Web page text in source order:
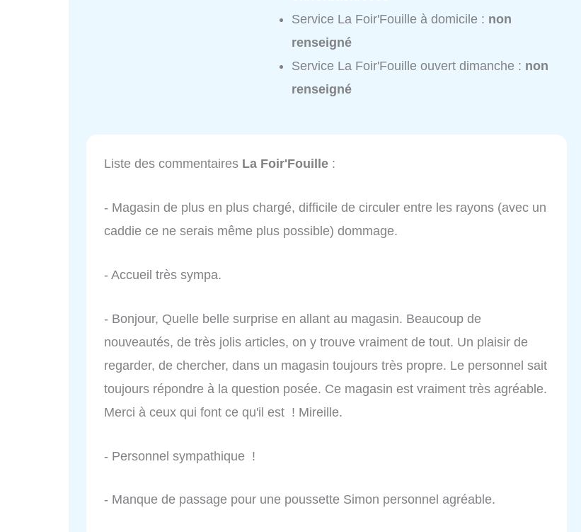
Service La Foir'Fouille à domicile : non
renseigné
Service La Foir'Fouille ouvert dimanche : non
renseigné
Liste des commentaires La Foir'Fouille :
- Magasin de plus en plus chargé, difficile de circuler entre les rayons (avec un
caddie ce ne serais même plus possible) dommage.
- Accueil très sympa.
- Bonjour, Quelle belle surprise en allant au magasin. Beaucoup de
nouveautés, de très jolis articles, on y trouve vraiment de tout. Un plaisir de
regarder, de chercher, dans un magasin toujours très propre. Le personnel sait
toujours répondre à la question posée. Ce magasin est vraiment très agréable.
Merci à ceux qui font ce qu'il est ! Mireille.
- Personnel sympathique !
- Manque de passage pour une poussette Simon personnel agréable.